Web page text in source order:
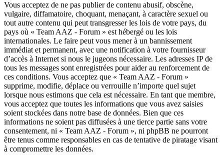
Vous acceptez de ne pas publier de contenu abusif, obscène,
vulgaire, diffamatoire, choquant, menaçant, à caractère sexuel ou
tout autre contenu qui peut transgresser les lois de votre pays, du
pays où « Team AAZ - Forum » est hébergé ou les lois
internationales. Le faire peut vous mener à un bannissement
immédiat et permanent, avec une notification à votre fournisseur
d’accès à Internet si nous le jugeons nécessaire. Les adresses IP de
tous les messages sont enregistrées pour aider au renforcement de
ces conditions. Vous acceptez que « Team AAZ - Forum »
supprime, modifie, déplace ou verrouille n’importe quel sujet
lorsque nous estimons que cela est nécessaire. En tant que membre,
vous acceptez que toutes les informations que vous avez saisies
soient stockées dans notre base de données. Bien que ces
informations ne soient pas diffusées à une tierce partie sans votre
consentement, ni « Team AAZ - Forum », ni phpBB ne pourront
être tenus comme responsables en cas de tentative de piratage visant
à compromettre les données.